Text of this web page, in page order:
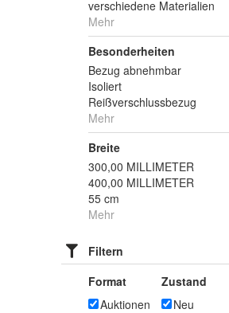
verschiedene Materialien
Mehr
Besonderheiten
Bezug abnehmbar
Isoliert
Reißverschlussbezug
Mehr
Breite
300,00 MILLIMETER
400,00 MILLIMETER
55 cm
Mehr
Filtern
Format
Auktionen
Zustand
Neu